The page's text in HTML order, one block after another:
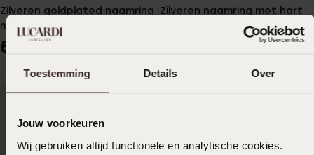
Toestemming Details Over
Jouw voorkeuren
Wij gebruiken altijd functionele en analytische cookies.
Zilveren goldplated naamring
met zwarte gravure
54 99
Zilveren naamring met hart